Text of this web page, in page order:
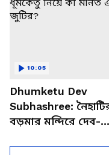
Dhumketu Dev
Subhashree:
বড়মার মন্দিরে দেব-
10:05